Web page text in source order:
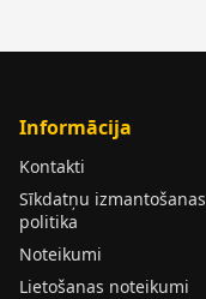
Informācija
Kontakti
Sīkdatņu izmantošanas
politika
Noteikumi
Lietošanas noteikumi